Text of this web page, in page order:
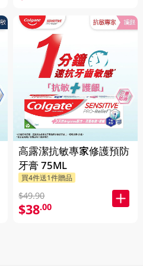
高露潔抗敏專家修護預防
牙膏 75ML
買4件送1件贈品
$49.90
$38.00